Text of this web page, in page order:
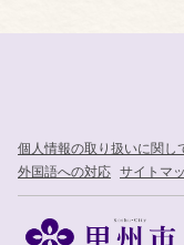
個人情報の取り扱いに関し
外国語への対応 サイトマ